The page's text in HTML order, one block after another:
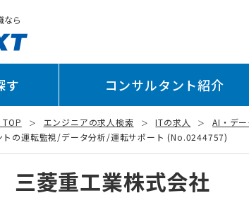
なら
す コンサルタント紹介
エンジニアの求人検索 ITの求人
AI・デ
トの運転監視/データ分析/運転サポート (No.0244757)
三菱重工業株式会社